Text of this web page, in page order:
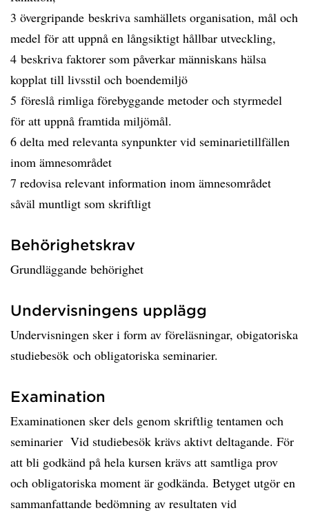
3 övergripande beskriva samhällets organisation, mål och
medel för att uppnå en långsiktigt hållbar utveckling,
4 beskriva faktorer som påverkar människans hälsa
kopplat till livsstil och boendemiljö
5 föreslå rimliga förebyggande metoder och styrmedel
för att uppnå framtida miljömål.
6 delta med relevanta synpunkter vid seminarietillfällen
inom ämnesområdet
7 redovisa relevant information inom ämnesområdet
såväl muntligt som skriftligt
Behörighetskrav
Grundläggande behörighet
Undervisningens upplägg
Undervisningen sker i form av föreläsningar, obigatoriska
studiebesök och obligatoriska seminarier.
Examination
Examinationen sker dels genom skriftlig tentamen och
seminarier Vid studiebesök krävs aktivt deltagande. För
att bli godkänd på hela kursen krävs att samtliga prov
och obligatoriska moment är godkända. Betyget utgör en
sammanfattande bedömning av resultaten vid